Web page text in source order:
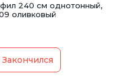
240 см однотонный,
оливковый
Закончился